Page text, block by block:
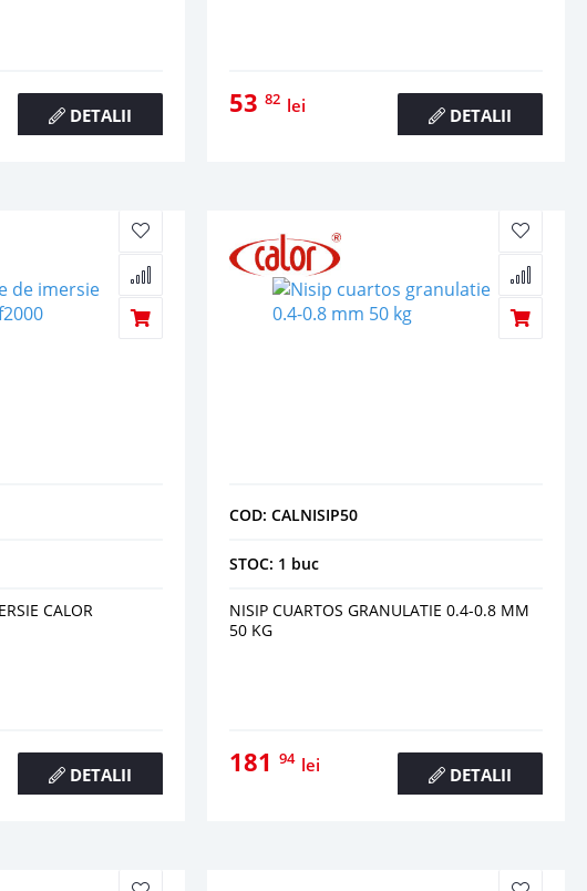
DETALII 5382 lei DETALII
CALOR
DETALII
COD: CALNISIP50
STOC: 1 buc
NISIP CUARTOS GRANULATIE 0.4-0.8 MM
50 KG
18194 lei DETALII